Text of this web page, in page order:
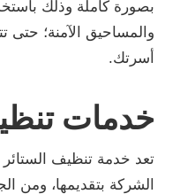
بصورة كاملة وذلك
والمساحيق الآمنة؛ حتى
أسرتك.
خدمات
تعد خدمة تنظيف
الشركة بتقديمها، ومن